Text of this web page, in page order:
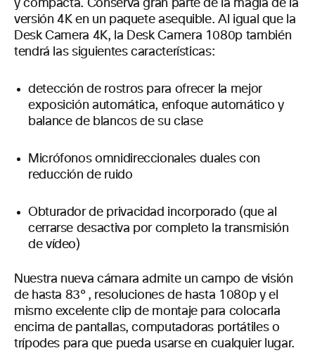
y compacta. Conserva gran parte de la magia de la
versión 4K en un paquete asequible. Al igual que la
Desk Camera 4K, la Desk Camera 1080p también
tendrá las siguientes características:
detección de rostros para ofrecer la mejor
exposición automática, enfoque automático y
balance de blancos de su clase
Micrófonos omnidireccionales duales con
reducción de ruido
Obturador de privacidad incorporado (que al
cerrarse desactiva por completo la transmisión
de vídeo)
Nuestra nueva cámara admite un campo de visión
de hasta 83°, resoluciones de hasta 1080p y el
mismo excelente clip de montaje para colocarla
encima de pantallas, computadoras portátiles o
trípodes para que pueda usarse en cualquier lugar.